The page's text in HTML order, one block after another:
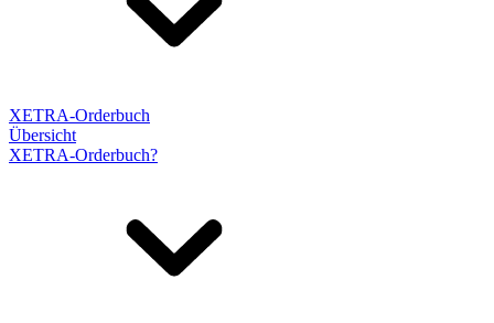
XETRA-Orderbuch
Übersicht
XETRA-Orderbuch?